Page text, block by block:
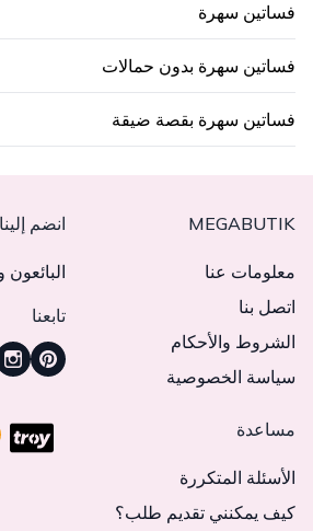
فساتين سهرة
فساتين سهرة بدون حمالات
فساتين سهرة بقصة ضيقة
MEGABUTIK
معلومات عنا
اتصل بنا
الشروط والأحكام
سياسة الخصوصية
انضم إلينا
البائعون
تابعنا
مساعدة
الأسئلة المتكررة
كيف يمكنني تقديم طلب؟